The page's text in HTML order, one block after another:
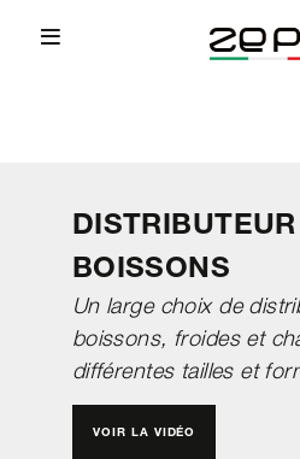
BOISSONS
Un large choix de
boissons, froides et
différentes tailles et
VOIR LA VIDÉO